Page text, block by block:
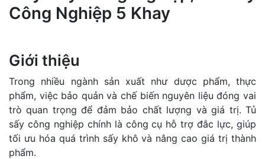
Công Nghiệp 5 Khay
Giới thiệu
Trong nhiều ngành sản xuất như dược phẩm, thực
phẩm, việc bảo quản và chế biến nguyên liệu đóng vai
trò quan trọng để đảm bảo chất lượng và giá trị. Tủ
sấy công nghiệp chính là công cụ hỗ trợ đắc lực, giúp
tối ưu hóa quá trình sấy khô và nâng cao giá trị thành
phẩm.